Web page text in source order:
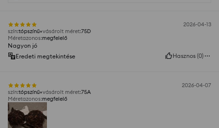
2026-04-13
szín:tópszínű vásárolt méret:75D
Méretazonos:megfelelő
Nagyon jó
Eredeti megtekintése
Hasznos (0)
2026-04-07
szín:tópszínű vásárolt méret:75A
Méretazonos:megfelelő